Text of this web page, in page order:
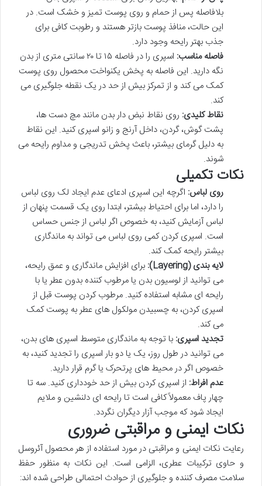
بلافاصله پس از حمام و روی پوست تمیز و خشک است. در
این حالت، منافذ پوست بازتر هستند و رطوبت کافی برای
جذب بهتر رایحه وجود دارد.
فاصله مناسب:
اسپری را در فاصله ۱۵ تا ۲۰ سانتی متری از بدن
نگه دارید. این فاصله به پخش یکنواخت محصول روی پوست
کمک می کند و از تمرکز بیش از حد در یک نقطه جلوگیری می
کند.
نقاط کلیدی: روی نقاط نبض دار بدن مانند مچ دست ها،
پشت گوش، گردن، داخل آرنج و زانو اسپری کنید. این نقاط
به دلیل گرمای بیشتر، باعث پخش تدریجی و مداوم رایحه می
شوند.
نکات تکمیلی
روی لباس: اگرچه این اسپری ادعای عدم ایجاد لک روی لباس
را دارد، اما برای احتیاط بیشتر، ابتدا روی یک قسمت پنهان از
لباس آزمایش کنید، به خصوص اگر لباس از جنس حساس
است. اسپری کردن کمی روی لباس می تواند به ماندگاری
بیشتر رایحه کمک کند.
لایه بندی (Layering):
برای افزایش ماندگاری و عمق رایحه،
می توانید از لوسیون بدن یا مرطوب کننده بدون عطر یا با
رایحه ای مشابه استفاده کنید. مرطوب کردن پوست قبل از
اسپری کردن، به چسبیدن مولکول های عطر به پوست کمک
می کند.
تجدید اسپری: با توجه به ماندگاری متوسط اسپری های بدن،
می توانید در طول روز، یک یا دو بار اسپری را تجدید کنید، به
خصوص اگر در محیط های پرتحرک یا گرم قرار دارید.
عدم افراط: از اسپری کردن بیش از حد خودداری کنید. سه تا
چهار پاف معمولاً کافی است تا رایحه ای دلنشین و ملایم
ایجاد شود که موجب آزار دیگران نگردد.
نکات ایمنی و مراقبتی ضروری
رعایت نکات ایمنی و مراقبتی در مورد استفاده از هر محصول آئروسل
و حاوی ترکیبات عطری، الزامی است. این نکات به منظور حفظ
سلامت مصرف کننده و جلوگیری از حوادث احتمالی طراحی شده اند: